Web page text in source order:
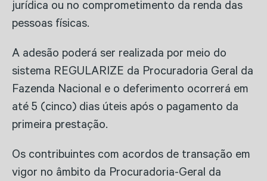
jurídica ou no comprometimento da renda das
pessoas físicas.
A adesão poderá ser realizada por meio do
sistema REGULARIZE da Procuradoria Geral da
Fazenda Nacional e o deferimento ocorrerá em
até 5 (cinco) dias úteis após o pagamento da
primeira prestação.
Os contribuintes com acordos de transação em
vigor no âmbito da Procuradoria-Geral da